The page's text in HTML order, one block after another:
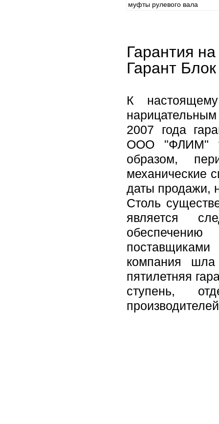
муфты рулевого вала
Гарантия
Гарант
К
2007 года
ООО "ФЛИМ"
образом,
механические
даты продажи,
Столь
является
компания
пятилетняя
ступень,